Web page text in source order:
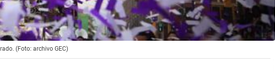
(Foto: archivo GEC)